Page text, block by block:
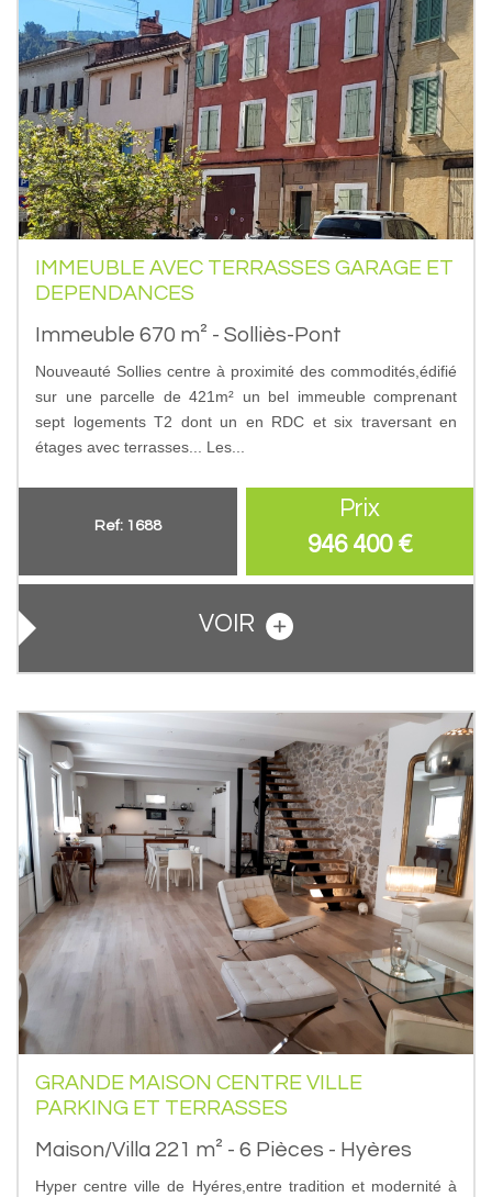
IMMEUBLE AVEC TERRASSES GARAGE ET
DEPENDANCES
Immeuble 670 m² - Solliès-Pont
Nouveauté Sollies centre à proximité des commodités,édifié
sur une parcelle de 421m² un bel immeuble comprenant
sept logements T2 dont un en RDC et six traversant en
étages avec terrasses... Les...
Ref: 1688
Prix
946 400 €
VOIR
GRANDE MAISON CENTRE VILLE
PARKING ET TERRASSES
Maison/Villa 221 m² - 6 Pièces - Hyères
Hyper centre ville de Hyéres,entre tradition et modernité à